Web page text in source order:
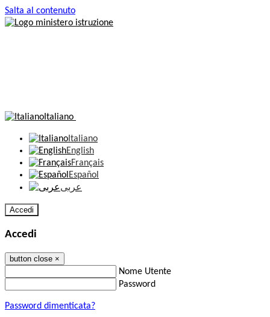
Salta al contenuto
Italiano
Italiano
English
Français
Español
عربى
Accedi
Accedi
button close ×
Nome Utente
Password
Password dimenticata?